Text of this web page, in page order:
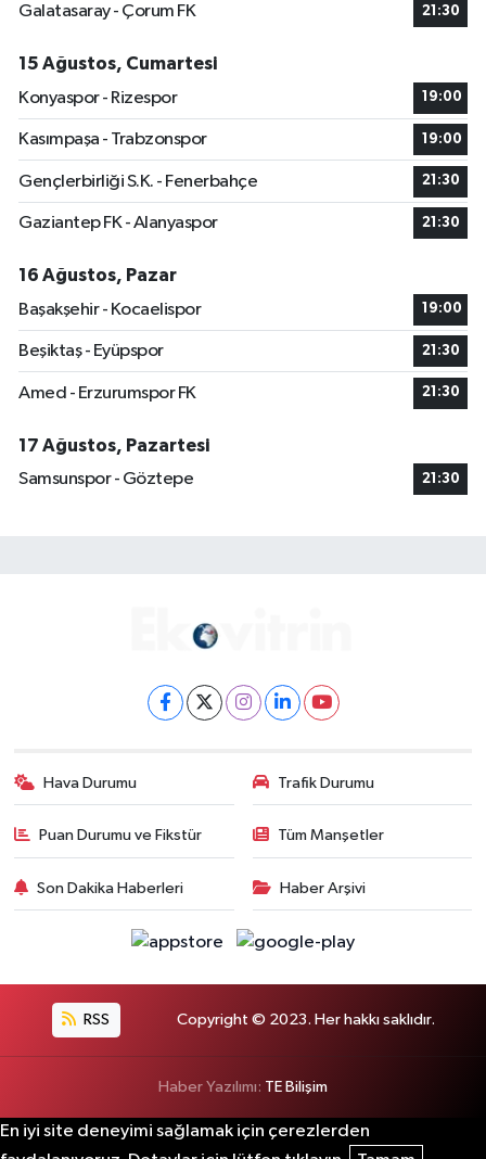
Galatasaray - Çorum FK
21:30
15 Ağustos, Cumartesi
Konyaspor - Rizespor
19:00
Kasımpaşa - Trabzonspor 19:00
Gençlerbirliği S.K. - Fenerbahçe 21:30
Gaziantep FK - Alanyaspor 21:30
16 Ağustos, Pazar
Başakşehir - Kocaelispor
19:00
Beşiktaş - Eyüpspor 21:30
Amed - Erzurumspor FK 21:30
17 Ağustos, Pazartesi
Samsunspor - Göztepe
21:30
Hava Durumu Trafik Durumu
Puan Durumu ve Fikstür Tüm Manşetler
Son Dakika Haberleri Haber Arşivi
RSS Copyright © 2023. Her hakkı saklıdır.
Haber Yazılımı: TE Bilişim
En iyi site deneyimi sağlamak için çerezlerden